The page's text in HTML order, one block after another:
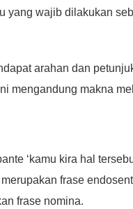
yang wajib dilakukan
arahan dan
mengandung makna
‘kamu kira hal
frase
frase nomina.